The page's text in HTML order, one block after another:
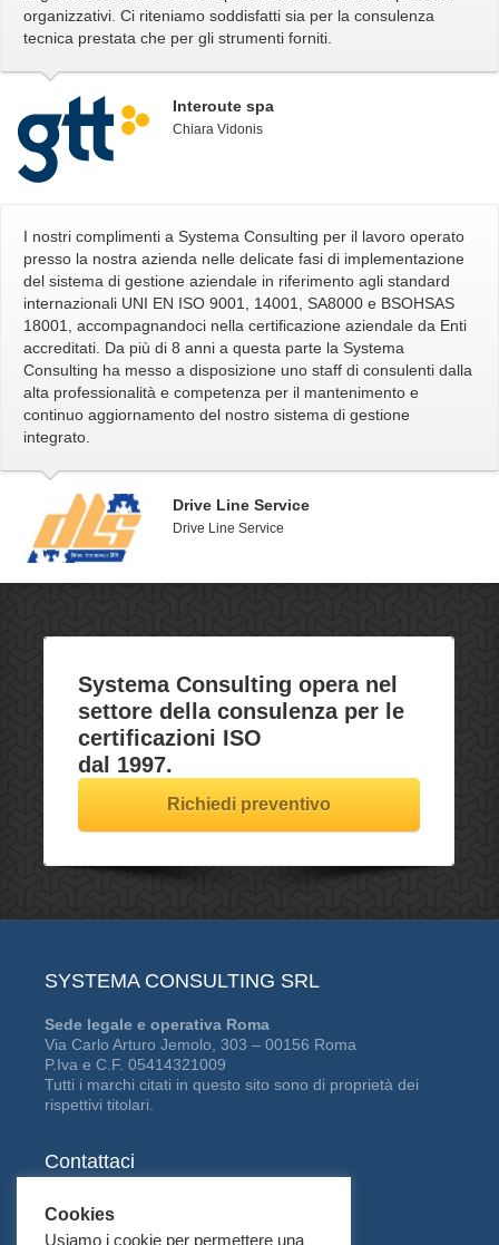
organizzativi. Ci riteniamo soddisfatti sia per la consulenza
tecnica prestata che per gli strumenti forniti.
Interoute spa
Chiara Vidonis
I nostri complimenti a Systema Consulting per il lavoro operato
presso la nostra azienda nelle delicate fasi di implementazione
del sistema di gestione aziendale in riferimento agli standard
internazionali UNI EN ISO 9001, 14001, SA8000 e BSOHSAS
18001, accompagnandoci nella certificazione aziendale da Enti
accreditati. Da più di 8 anni a questa parte la Systema
Consulting ha messo a disposizione uno staff di consulenti dalla
alta professionalità e competenza per il mantenimento e
continuo aggiornamento del nostro sistema di gestione
integrato.
Drive Line Service
Drive Line Service
Systema Consulting opera nel
settore della consulenzaper le
certificazioni ISO
dal 1997.
Richiedi preventivo
SYSTEMA CONSULTING SRL
Sede legale e operativa Roma
Via Carlo Arturo Jemolo, 303 – 00156 Roma
P.Iva e C.F. 05414321009
Tutti i marchi citati in questo sito sono di proprietà dei
rispettivi titolari.
Contattaci
Tel: 06 41229361
Fax:06 94443312
Cookies
Usiamo i cookie per permettere una